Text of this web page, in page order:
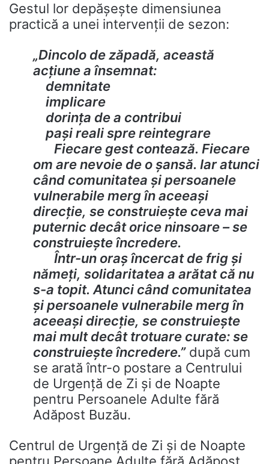
Gestul lor depășește dimensiunea
practică a unei intervenții de sezon:
„Dincolo de zăpadă, această
acțiune a însemnat:
demnitate
implicare
dorința de a contribui
pași reali spre reintegrare
Fiecare gest contează. Fiecare
om are nevoie de o șansă. Iar atunci
când comunitatea și persoanele
vulnerabile merg în aceeași
direcție, se construiește ceva mai
puternic decât orice ninsoare – se
construiește încredere.
Într-un oraș încercat de frig și
nămeți, solidaritatea a arătat că nu
s-a topit. Atunci când comunitatea
și persoanele vulnerabile merg în
aceeași direcție, se construiește
mai mult decât trotuare curate: se
construiește încredere.”după cum
se arată într-o postare a Centrului
de Urgență de Zi și de Noapte
pentru Persoanele Adulte fără
Adăpost Buzău.
Centrul de Urgenţă de Zi şi de Noapte